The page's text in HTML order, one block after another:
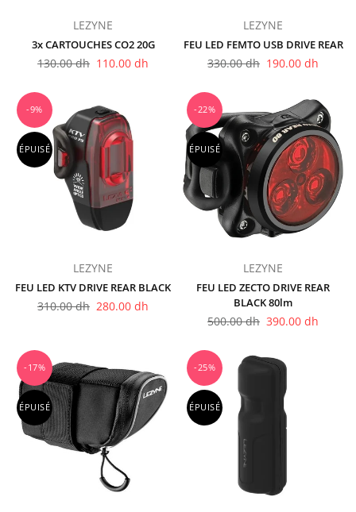
LEZYNE
3x CARTOUCHES CO2 20G
Prix
130.00 dh 110.00 dh
LEZYNE
FEU LED FEMTO USB DRIVE REAR
Prix
330.00 dh 190.00 dh
-9%
ÉPUISÉ
LEZYNE
FEU LED KTV DRIVE REAR BLACK
Prix
310.00 dh 280.00 dh
-22%
ÉPUISÉ
LEZYNE
FEU LED ZECTO DRIVE REAR
BLACK 80lm
Prix
500.00 dh 390.00 dh
-17%
ÉPUISÉ
-25%
ÉPUISÉ